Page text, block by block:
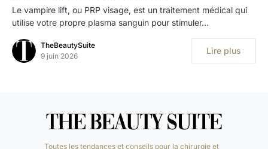
Le vampire lift, ou PRP visage, est un traitement médical qui
utilise votre propre plasma sanguin pour stimuler…
TheBeautySuite
9 juin 2026
Lire plus
Toutes les tendances et conseils pour la chirurgie et